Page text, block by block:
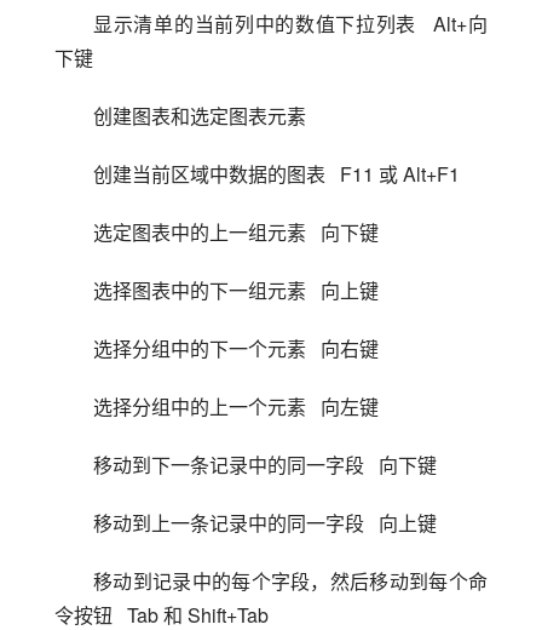
显示清单的当前列中的数值下拉列表   Alt+向
下键
创建图表和选定图表元素
创建当前区域中数据的图表   F11 或 Alt+F1
选定图表中的上一组元素   向下键
选择图表中的下一组元素   向上键
选择分组中的下一个元素   向右键
选择分组中的上一个元素   向左键
移动到下一条记录中的同一字段   向下键
移动到上一条记录中的同一字段   向上键
移动到记录中的每个字段，然后移动到每个命
令按钮   Tab 和 Shift+Tab